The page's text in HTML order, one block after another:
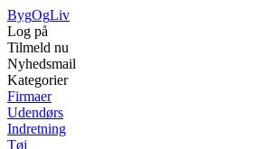
BygOgLiv
Log på
Tilmeld nu
Nyhedsmail
Kategorier
Firmaer
Udendørs
Indretning
Tøj